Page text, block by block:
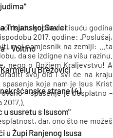
Trnjanskoj Savici
- Voltino
u Brezovici
strane (4)
susretu s Isusom"
u Župi Ranjenog Isusa
tisuću godina, a tisuću godina
2017. godine: „Poslušaj,
moj namjesnik na zemlji: …ta
da se izdigne na višu razinu.
nego o Božjem Kraljevstvu! A
svoj dio i svi će na kraju
koje nam je Isus Krist
– spasenje je besplatno –
dar, ono što ne možeš